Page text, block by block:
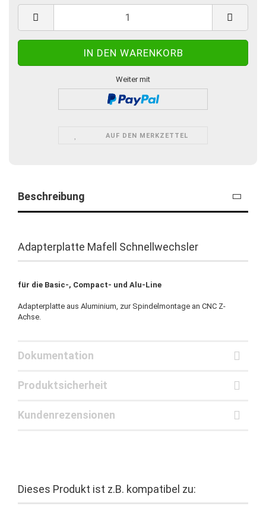
Weiter mit
AUF DEN MERKZETTEL
Beschreibung
Adapterplatte Mafell Schnellwechsler
für die Basic-, Compact- und Alu-Line
Adapterplatte aus Aluminium, zur Spindelmontage an CNC Z-
Achse.
Dokumentation
Produktsicherheit
Kundenrezensionen
Dieses Produkt ist z.B. kompatibel zu: